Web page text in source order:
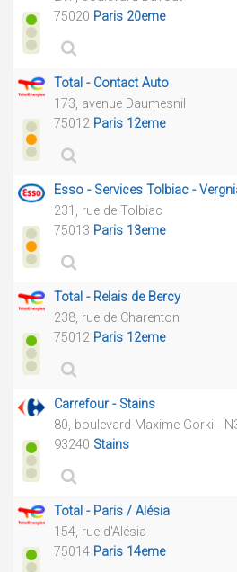
75020 Paris 20eme
Total - Contact Auto
173, avenue Daumesnil
75012 Paris 12eme
Esso - Services Tolbiac -
231, rue de Tolbiac
75013 Paris 13eme
Total - Relais de Bercy
238, rue de Charenton
75012 Paris 12eme
Carrefour - Stains
80, boulevard Maxime Gorki -
93240 Stains
Total - Paris / Alésia
154, rue d'Alésia
75014 Paris 14eme